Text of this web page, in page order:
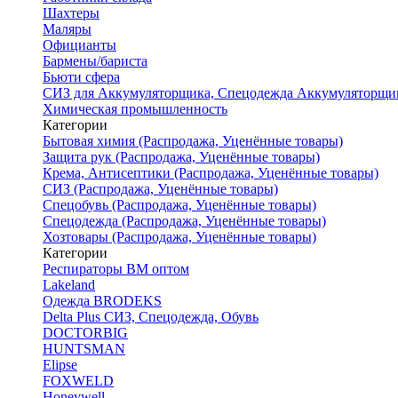
Шахтеры
Маляры
Официанты
Бармены/бариста
Бьюти сфера
СИЗ для Аккумуляторщика, Спецодежда
Химическая промышленность
Категории
Бытовая химия (Распродажа, Уценённые товары)
Защита рук (Распродажа, Уценённые товары)
Крема, Антисептики (Распродажа, Уценённые товары)
СИЗ (Распродажа, Уценённые товары)
Спецобувь (Распродажа, Уценённые товары)
Спецодежда (Распродажа, Уценённые товары)
Хозтовары (Распродажа, Уценённые товары)
Категории
Респираторы ВМ оптом
Lakeland
Одежда BRODEKS
Delta Plus СИЗ, Спецодежда, Обувь
DOCTORBIG
HUNTSMAN
Elipse
FOXWELD